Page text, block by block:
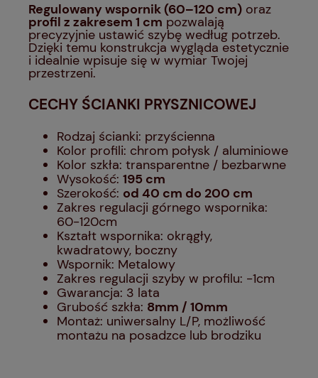
Regulowany wspornik (60–120 cm) oraz
profil z zakresem 1 cm pozwalają
precyzyjnie ustawić szybę według potrzeb.
Dzięki temu konstrukcja wygląda estetycznie
i idealnie wpisuje się w wymiar Twojej
przestrzeni.
CECHY ŚCIANKI PRYSZNICOWEJ
Rodzaj ścianki: przyścienna
Kolor profili: chrom połysk / aluminiowe
Kolor szkła: transparentne / bezbarwne
Wysokość: 195 cm
Szerokość: od 40 cm do 200 cm
Zakres regulacji górnego wspornika:
60-120cm
Kształt wspornika: okrągły,
kwadratowy, boczny
Wspornik: Metalowy
Zakres regulacji szyby w profilu: -1cm
Gwarancja: 3 lata
Grubość szkła: 8mm / 10mm
Montaż: uniwersalny L/P, możliwość
montażu na posadzce lub brodziku